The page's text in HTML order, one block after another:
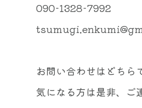
090-1328-7992
お問い合わせはどちら
気になる方は是非、ご